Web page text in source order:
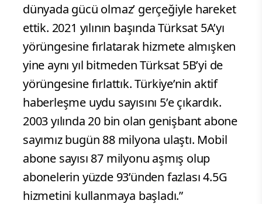
dünyada gücü olmaz’ gerçeğiyle hareket
ettik. 2021 yılının başında Türksat 5A’yı
yörüngesine fırlatarak hizmete almışken
yine aynı yıl bitmeden Türksat 5B’yi de
yörüngesine fırlattık. Türkiye’nin aktif
haberleşme uydu sayısını 5’e çıkardık.
2003 yılında 20 bin olan genişbant abone
sayımız bugün 88 milyona ulaştı. Mobil
abone sayısı 87 milyonu aşmış olup
abonelerin yüzde 93’ünden fazlası 4.5G
hizmetini kullanmaya başladı.”